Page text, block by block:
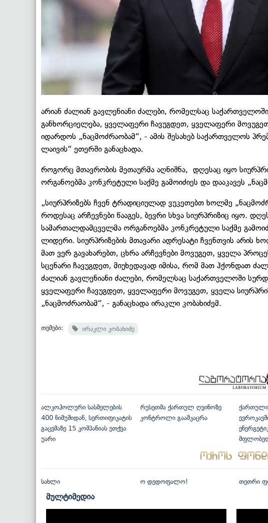
არიან ძალიან გავლენიანი ძალები, რომელსაც
განხორციელება, ყველაფერი ჩავუგდეთ, ყველაფერი
იდარდოს „ნაცმოძრაობამ“, - ამის შესახებ საქართველოს
ლაივის“ ეთერში განაცხადა.
როგორც მთავრობის მეთაურმა აღნიშნა, დღესაც იყო
ორგანოებმა კონკრეტული საქმე გამოიძიეს და დააკავეს
„სიურპრიზებს ჩვენ ტრადიციულად ვუკეთებთ ხოლმე
როდესაც არჩევნები წააგეს, ბევრი სხვა სიურპრიზიც იყო.
სამართალდამცველმა ორგანოებმა კონკრეტული საქმე
ლიდერი. სიურპრიზების მთავარი ადრესატი ჩვენთვის არის
მათ ვერ გავახარებთ, ცხრა არჩევნები მოვუგეთ, ყველა
სცენარი ჩავუგდეთ, მიუხედავად იმისა, რომ მათ ჰქონდათ
ძალიან გავლენიანი ძალები, რომელსაც საქართველოში
ყველაფერი ჩავუგდეთ, ყველაფერი მოვუგეთ, ყველა
„ნაცმოძრაობამ“, - განაცხადა ირაკლი კობახიძემ.
თემები: ირაკლი კობახიძე
ალკოჰოლური სასმელების
400 ნიმუშიდან, სერთიფიკატის
გაცემაზე 15 კომპანიას ეთქვა
უარი
რუსეთმა ქართულ ღვინოზე
კონტროლი გაამკაცრა
ქართული
სახლი ო დედოფალო! თეთრი
მულტიმედია